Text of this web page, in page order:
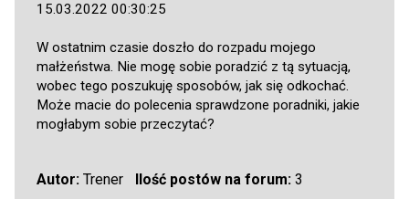
15.03.2022 00:30:25
W ostatnim czasie doszło do rozpadu mojego
małżeństwa. Nie mogę sobie poradzić z tą sytuacją,
wobec tego poszukuję sposobów, jak się odkochać.
Może macie do polecenia sprawdzone poradniki, jakie
mogłabym sobie przeczytać?
Autor: Trener Ilość postów na forum:3